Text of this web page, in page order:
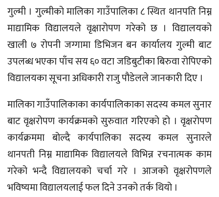
गुल्मी । गुल्मीको मालिका गाउँपालिका ८ स्थित थानपति निम्न
माद्यामिक विद्यालयले वृक्षारोपण गरेको छ । विद्यालयको
खाली ७ रोपनी जग्गामा डिभिजन बन कार्यालय गुल्मी बाट
उपलब्ध भएका पाँच सय ६० वटा जडिबुटीका बिरुवा रोपिएको
विद्यालयका सूचना अधिकारी राजु पौडेलले जानकारी दिए ।
मालिका गाउँपालिकाका कार्यपालिकाका सदस्य कमल सुनार
बाट वृक्षरोपण कार्यक्रमको सुरुवात गरिएको हो । वृक्षरोपण
कार्यक्रममा बोल्दै कार्यपालिका सदस्य कमल सुनारले
थानपती निम्न माद्यामिक विद्यालयले विभिन्न रचनात्मक काम
गरेको भन्दै विद्यालयको चर्चा गरे । आजको वृक्षरोपणले
भविष्यमा विद्यालयलाई फल दिने उनको तर्क थियो ।